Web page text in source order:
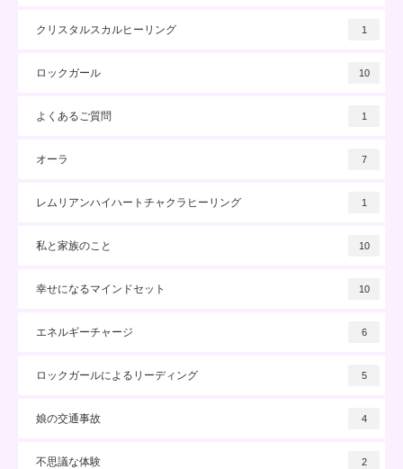
クリスタルスカルヒーリング 1
ロックガール 10
よくあるご質問 1
オーラ 7
レムリアンハイハートチャクラヒーリング 1
私と家族のこと 10
幸せになるマインドセット 10
エネルギーチャージ 6
ロックガールによるリーディング 5
娘の交通事故 4
不思議な体験 2